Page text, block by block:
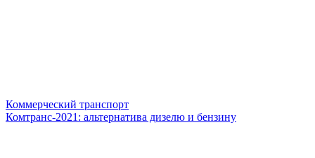
Коммерческий транспорт
Комтранс-2021: альтернатива дизелю и бензину